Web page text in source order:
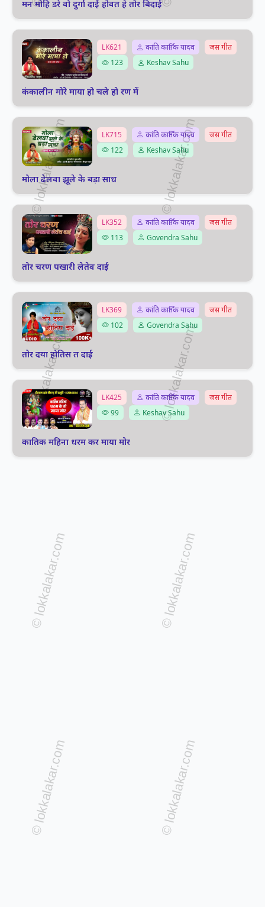
मन मोहि डरे वो दुर्गा दाई होवत हे तोर बिदाई
LK621 कांति कार्तिक यादव
जस गीत
123
Keshav Sahu
कंकालीन मोरे माया हो चले हो रण में
LK715 कांति कार्तिक यादव
जस गीत
122
Keshav Sahu
मोला ढेलवा झूले के बड़ा साध
LK352 कांति कार्तिक यादव
जस गीत
113
Govendra Sahu
तोर चरण पखारी लेतेव दाई
LK369 कांति कार्तिक यादव
जस गीत
102
Govendra Sahu
तोर दया होतिस त दाई
LK425 कांति कार्तिक यादव
जस गीत
99
Keshav Sahu
कातिक महिना धरम कर माया मोर